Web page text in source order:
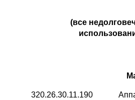
(все
320.26.30.11.190